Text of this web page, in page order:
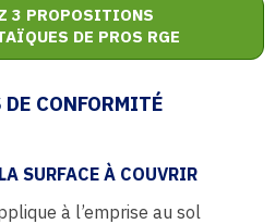
3 PROPOSITIONS
DE PROS RGE
CONFORMITÉ
SURFACE À COUVRIR
à l’emprise au sol